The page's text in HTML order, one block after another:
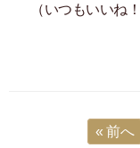
（いつもいいね
« 前へ